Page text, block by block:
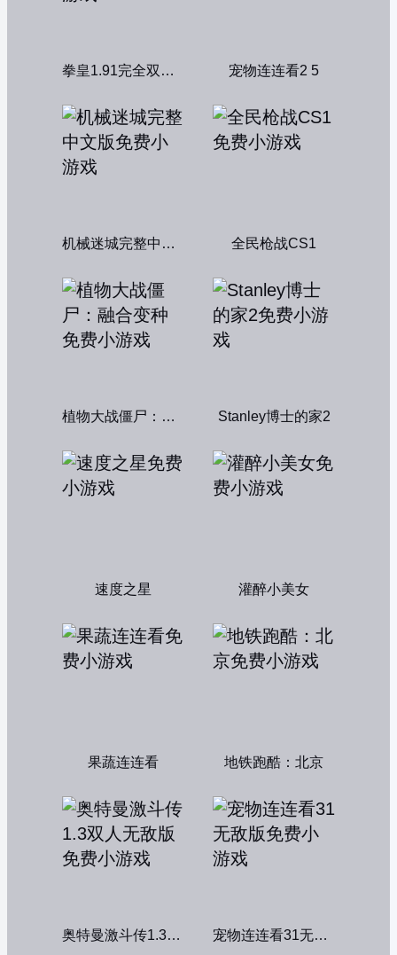
拳皇1.91完全双人版 宠物连连看2 5
机械迷城完整中文版 全民枪战CS1
植物大战僵尸：融合变种 Stanley博士的家2
速度之星 灌醉小美女
果蔬连连看 地铁跑酷：北京
奥特曼激斗传1.3双人无敌版 宠物连连看31无敌版